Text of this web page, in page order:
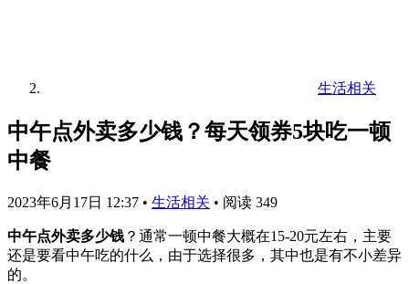
生活相关
中午点外卖多少钱？每天领券5块吃一顿
中餐
2023年6月17日 12:37 • 生活相关 • 阅读 349
中午点外卖多少钱 ？通常一顿中餐大概在15-20元左右，主要
还是要看中午吃的什么，由于选择很多，其中也是有不小差异
的。